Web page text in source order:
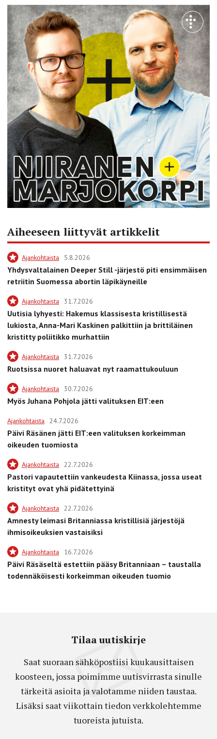
Aiheeseen liittyvät artikkelit
Ajankohtaista 5.8.2026
Yhdysvaltalainen Deeper Still -järjestö piti ensimmäisen
retriitin Suomessa abortin läpikäyneille
Ajankohtaista 31.7.2026
Uutisia lyhyesti: Hakemus klassisesta kristillisestä
lukiosta, Anna-Mari Kaskinen palkittiin ja brittiläinen
kristitty poliitikko murhattiin
Ajankohtaista 31.7.2026
Ruotsissa nuoret haluavat nyt raamattukouluun
Ajankohtaista 30.7.2026
Myös Juhana Pohjola jätti valituksen EIT:een
Ajankohtaista 24.7.2026
Päivi Räsänen jätti EIT:een valituksen korkeimman
oikeuden tuomiosta
Ajankohtaista 22.7.2026
Pastori vapautettiin vankeudesta Kiinassa, jossa useat
kristityt ovat yhä pidätettyinä
Ajankohtaista 22.7.2026
Amnesty leimasi Britanniassa kristillisiä järjestöjä
ihmisoikeuksien vastaisiksi
Ajankohtaista 16.7.2026
Päivi Räsäseltä estettiin pääsy Britanniaan – taustalla
todennäköisesti korkeimman oikeuden tuomio
Tilaa uutiskirje
Saat suoraan sähköpostiisi kuukausittaisen
koosteen, jossa poimimme uutisvirrasta sinulle
tärkeitä asioita ja valotamme niiden taustaa.
Lisäksi saat viikottain tiedon verkkolehtemme
tuoreista jutuista.